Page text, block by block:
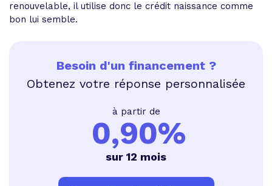
renouvelable, il utilise donc le crédit naissance comme
bon lui semble.
Besoin d'un financement ?
Obtenez votre réponse personnalisée
à partir de
0,90%
sur 12 mois